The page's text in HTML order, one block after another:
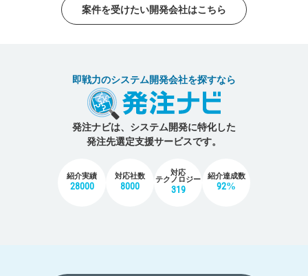
案件を受けたい開発会社はこちら
即戦力のシステム開発会社を探すなら
発注ナビは、システム開発に特化した
発注先選定支援サービスです。
紹介実績
28000
対応社数
8000
対応
テクノロジー
319
紹介達成数
92%